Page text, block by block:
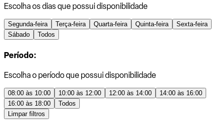
Escolha os dias que possui disponibilidade
Segunda-feira Terça-feira Quarta-feira Quinta-feira
Sexta-feira
Sábado
Todos
Período:
Escolha o período que possui disponibilidade
08:00 às 10:00 10:00 às 12:00 12:00 às 14:00
14:00 às 16:00
16:00 às 18:00
Todos
Limpar filtros